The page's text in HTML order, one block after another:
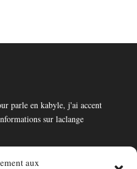
aux
parle en kabyle, j'ai accent
sur laclange